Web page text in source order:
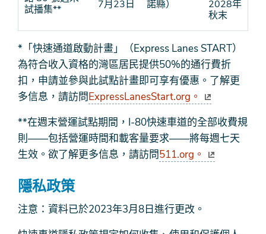
試播集**
7月23日 諾縣）
2028年
秋末
*「快速通道啟動計畫」（Express Lanes START）
為符合收入資格的灣區居民提供50%的通行費折
扣，申請並參與此試點計畫即可享有優惠。了解更
多信息，請訪問ExpressLanesStart.org。
**在週末營運試點期間，I-80快速車道的全部收費規
則——包括營運時間和載客量要求——將每週七天
生效。欲了解更多信息，請訪問511.org。
隱私政策
注意：資料已於2023年3月8日進行更改。